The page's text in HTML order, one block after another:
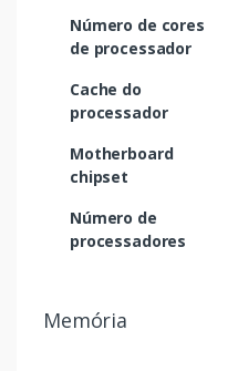
Número de cores
de processador
Cache do
processador
Motherboard
chipset
Número de
processadores
Memória